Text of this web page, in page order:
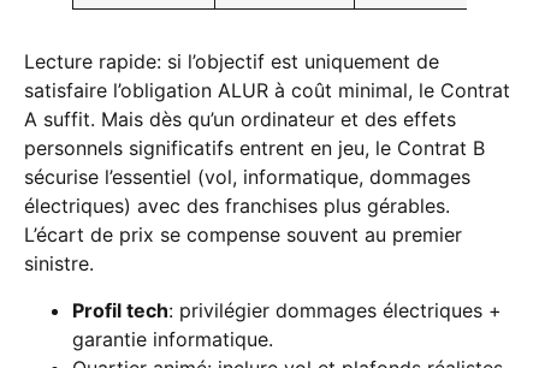
Lecture rapide: si l’objectif est uniquement de
satisfaire l’obligation ALUR à coût minimal, le Contrat
A suffit. Mais dès qu’un ordinateur et des effets
personnels significatifs entrent en jeu, le Contrat B
sécurise l’essentiel (vol, informatique, dommages
électriques) avec des franchises plus gérables.
L’écart de prix se compense souvent au premier
sinistre.
Profil tech: privilégier dommages électriques +
garantie informatique.